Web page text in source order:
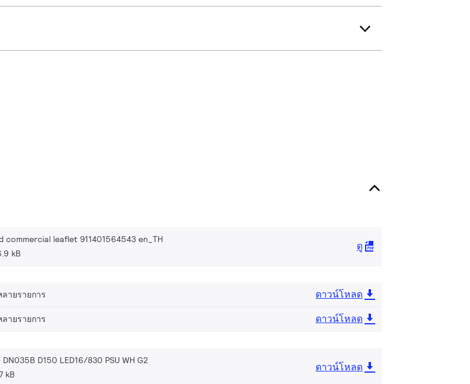
commercial leaflet 911401564543 en_TH
kB
ดู
ลายรายการ
ดาวน์โหลด
ลายรายการ ดาวน์โหลด
DN035B D150 LED16/830 PSU WH G2
kB
ดาวน์โหลด